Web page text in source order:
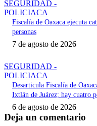
SEGURIDAD -
POLICIACA
Fiscalía de Oaxaca ejecuta
personas
7 de agosto de 2026
SEGURIDAD -
POLICIACA
Desarticula Fiscalía de
Ixtlán de Juárez; hay cuatro
6 de agosto de 2026
Deja un comentario